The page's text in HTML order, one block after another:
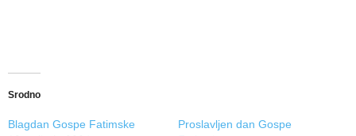
Srodno
Blagdan Gospe Fatimske
Proslavljen dan Gospe